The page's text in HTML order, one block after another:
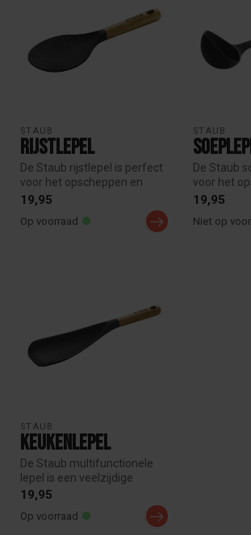
STAUB
Rijstlepel
De Staub rijstlepel is perfect
voor het opscheppen en
serveren van rijstgerechte...
19,95
Op voorraad
STAUB
De Staub
voor het
serveren
19,95
Niet op
STAUB
Keukenlepel
De Staub multifunctionele
lepel is een veelzijdige
keukenhulp voor roeren,
19,95
Op voorraad